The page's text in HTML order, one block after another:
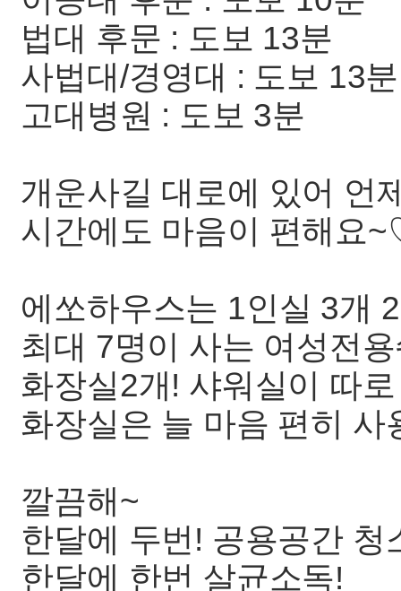
법대 후문 : 도보 13분
사법대/경영대 : 도보 13분
고대병원 : 도보 3분
개운사길 대로에 있어 언
시간에도 마음이 편해요
에쏘하우스는 1인실 3개
최대 7명이 사는 여성전
화장실2개! 샤워실이 따
화장실은 늘 마음 편히 사
깔끔해~
한달에 두번! 공용공간 청
한달에 한번 살균소독!